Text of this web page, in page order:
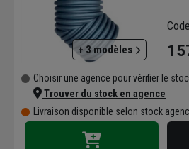
+ 3 modèles
Choisir une agence pour vérifier le
Trouver du stock en agence
Livraison disponible selon stock